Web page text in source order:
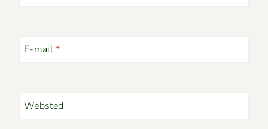
E-mail*
Websted